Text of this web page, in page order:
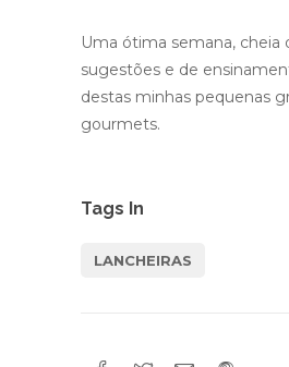
Uma ótima semana, cheia
sugestões e de
destas minhas pequenas
gourmets.
Tags In
LANCHEIRAS